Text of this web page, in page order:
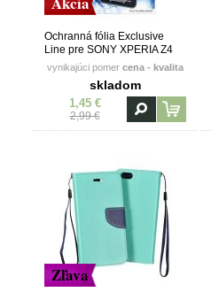
Ochranná fólia Exclusive
Line pre SONY XPERIA Z4
vynikajúci pomer cena - kvalita
skladom
1,45 €
2,99 €
Zľava